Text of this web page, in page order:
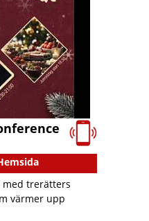
med trerätters
värmer upp